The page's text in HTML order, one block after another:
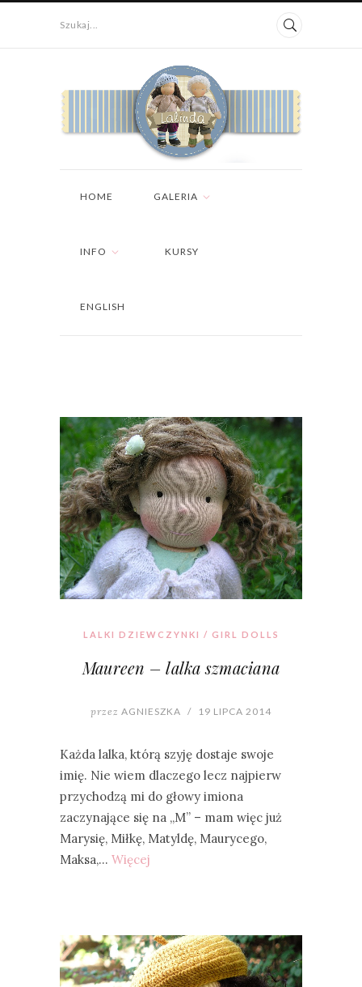
Szukaj...
HOME GALERIA
INFO KURSY
ENGLISH
LALKI DZIEWCZYNKI / GIRL DOLLS
Maureen – lalka szmaciana
przez AGNIESZKA / 19 LIPCA 2014
Każda lalka, którą szyję dostaje swoje
imię. Nie wiem dlaczego lecz najpierw
przychodzą mi do głowy imiona
zaczynające się na „M” – mam więc już
Marysię, Miłkę, Matyldę, Maurycego,
Maksa,… Więcej